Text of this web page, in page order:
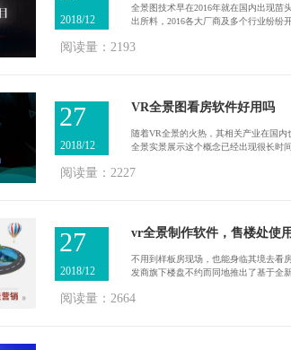
全景图技术早在2016年就在国内出现苗
出所料，2016各大厂商及多个行业纷纷
阅读量：2193
2018/12
VR全景图看房软件好用吗
随着VR全景的火热，其相关产业在国
全景实景展示这个概念已经出现很长时
阅读量：2227
27
2018/12
vr全景制作软件，售楼处使
不用到样板房现场，也能身临其境去看
发商旗下楼盘不约而同地推出了基于全
阅读量：2664
27
2018/12